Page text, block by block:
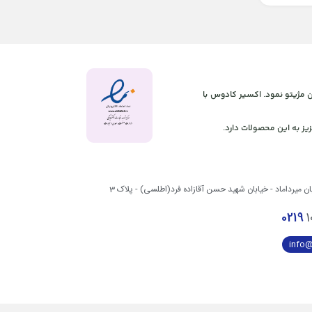
آنلاین مژیتو نمود. اکسیر کادوس با
به این محصولات دارد.
میرداماد - خیابان شهید حسن آقازاده فرد(اطلسی) - پلاک 3
0219